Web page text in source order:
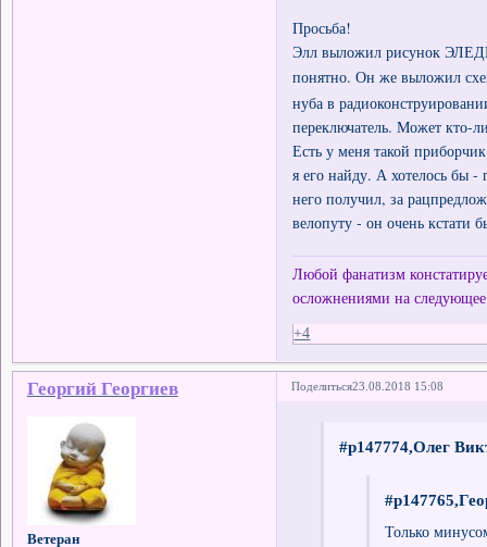
Просьба!
Элл выложил рисунок
понятно. Он же выложил
нуба в
переключатель. Может кто-
Есть у меня такой
я его найду. А хотелось бы
него получил, за
велопуту - он очень кстати
Любой фанатизм
осложнениями на
+4
Поделиться23.08.2018 15:08
Георгий Георгиев
Ветеран
#p147774,Олег
Только